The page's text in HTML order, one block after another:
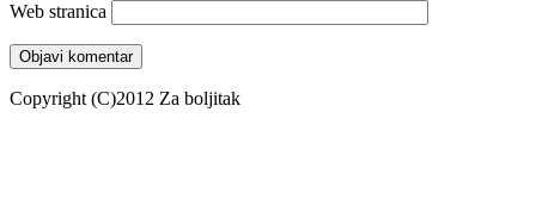
Web stranica
Copyright (C)2012 Za boljitak